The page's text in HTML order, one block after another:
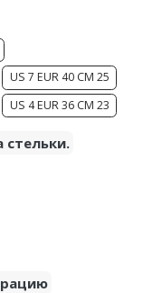
US 7 EUR 40 CM 25
US 4 EUR 36 CM 23
стельки.